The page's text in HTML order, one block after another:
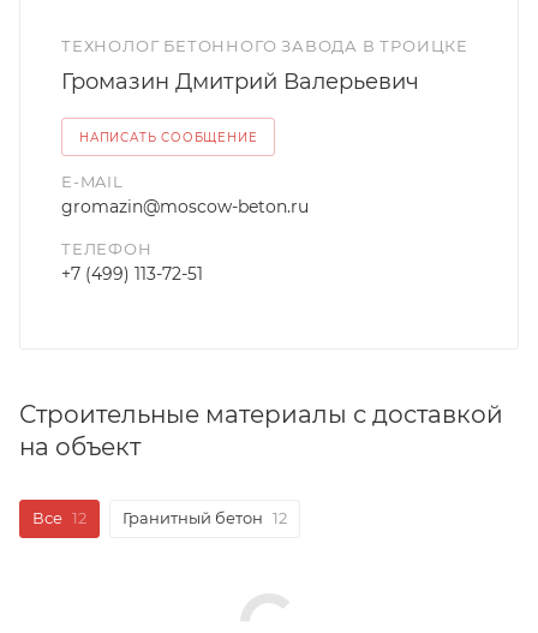
ТЕХНОЛОГ БЕТОННОГО ЗАВОДА В ТРОИЦКЕ
Громазин Дмитрий Валерьевич
НАПИСАТЬ СООБЩЕНИЕ
E-MAIL
gromazin@moscow-beton.ru
ТЕЛЕФОН
+7 (499) 113-72-51
Строительные материалы с доставкой
на объект
Все 12 Гранитный бетон 12